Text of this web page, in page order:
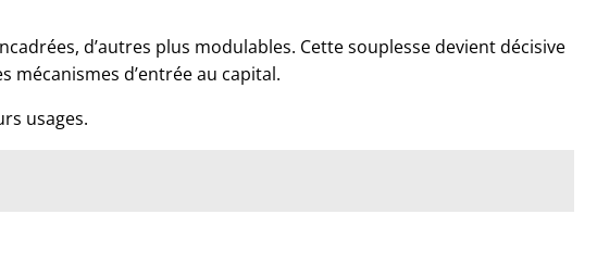
d’autres plus modulables. Cette souplesse devient décisive
mécanismes d’entrée au capital.
usages.